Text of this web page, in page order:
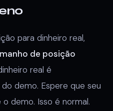
para dinheiro real,
de posição
real é
demo. Espere que seu
demo. Isso é normal.